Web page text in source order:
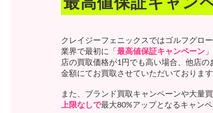
クレイジーフェニックスではゴルフグロ
業界で最初に「最高値保証キャンペーン
店の買取価格が1円でも高い場合、他店
金額にてお買取させていただいております
また、ブランド買取キャンペーンや大量
上限なしで最大80%アップとなるキャン